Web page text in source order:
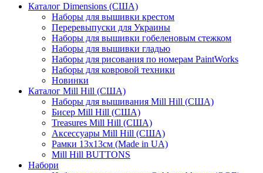
Каталог Dimensions (США)
Наборы для вышивки крестом
Переревыпуски для Украины
Наборы для вышивки гобеленовым стежком
Наборы для вышивки гладью
Наборы для рисования по номерам PaintWorks
Наборы для ковровой техники
Новинки
Каталог Mill Hill (США)
Наборы для вышивания Mill Hill (США)
Бисер Mill Hill (США)
Treasures Mill Hill (США)
Аксессуары Mill Hill (США)
Рамки 13х13см (Made in UA)
Mill Hill BUTTONS
Набори